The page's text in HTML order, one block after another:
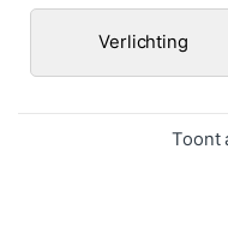
Verlichting
Toont